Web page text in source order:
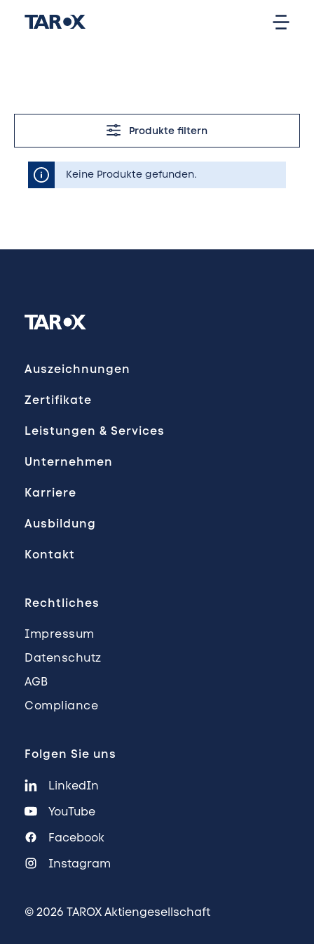
Produkte filtern
Keine Produkte gefunden.
Auszeichnungen
Zertifikate
Leistungen & Services
Unternehmen
Karriere
Ausbildung
Kontakt
Rechtliches
Impressum
Datenschutz
AGB
Compliance
Folgen Sie uns
LinkedIn
YouTube
Facebook
Instagram
© 2026 TAROX Aktiengesellschaft